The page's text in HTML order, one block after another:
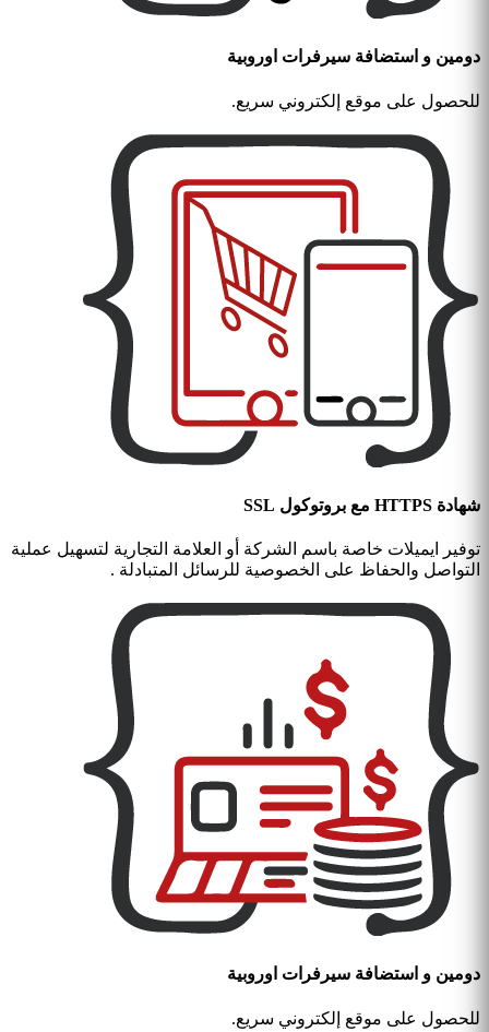
دومين و استضافة سيرفرات اوروبية
للحصول على موقع إلكتروني سريع.
شهادة HTTPS مع بروتوكول SSL
توفير ايميلات خاصة باسم الشركة أو العلامة التجارية لتسهيل عملية
التواصل والحفاظ على الخصوصية للرسائل المتبادلة .
دومين و استضافة سيرفرات اوروبية
للحصول على موقع إلكتروني سريع.